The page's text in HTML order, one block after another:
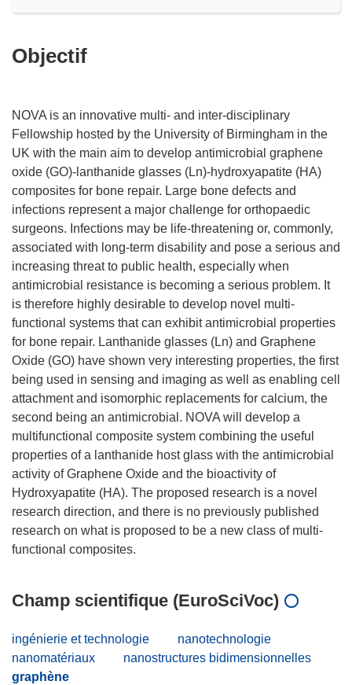
Objectif
NOVA is an innovative multi- and inter-disciplinary
Fellowship hosted by the University of Birmingham in the
UK with the main aim to develop antimicrobial graphene
oxide (GO)-lanthanide glasses (Ln)-hydroxyapatite (HA)
composites for bone repair. Large bone defects and
infections represent a major challenge for orthopaedic
surgeons. Infections may be life-threatening or, commonly,
associated with long-term disability and pose a serious and
increasing threat to public health, especially when
antimicrobial resistance is becoming a serious problem. It
is therefore highly desirable to develop novel multi-
functional systems that can exhibit antimicrobial properties
for bone repair. Lanthanide glasses (Ln) and Graphene
Oxide (GO) have shown very interesting properties, the first
being used in sensing and imaging as well as enabling cell
attachment and isomorphic replacements for calcium, the
second being an antimicrobial. NOVA will develop a
multifunctional composite system combining the useful
properties of a lanthanide host glass with the antimicrobial
activity of Graphene Oxide and the bioactivity of
Hydroxyapatite (HA). The proposed research is a novel
research direction, and there is no previously published
research on what is proposed to be a new class of multi-
Champ scientifique (EuroSciVoc)
ingénierie et technologie
nanotechnologie
nanomatériaux
nanostructures bidimensionnelles
graphène